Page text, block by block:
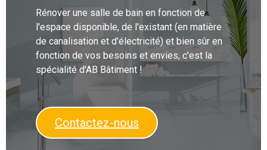
Rénover une salle de bain en fonction de
l'espace disponible, de l'existant (en matière
de canalisation et d'électricité) et bien sûr en
fonction de vos besoins et envies, c'est la
spécialité d'AB Bâtiment !
Contactez-nous